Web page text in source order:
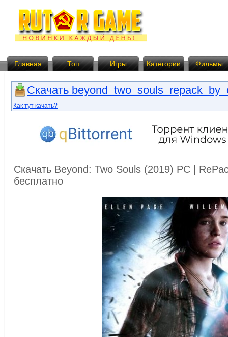
Главная Топ Игры Категории Фильмы
Скачать
Как тут качать?
Скачать Beyond: Two Souls (2019) PC |
бесплатно